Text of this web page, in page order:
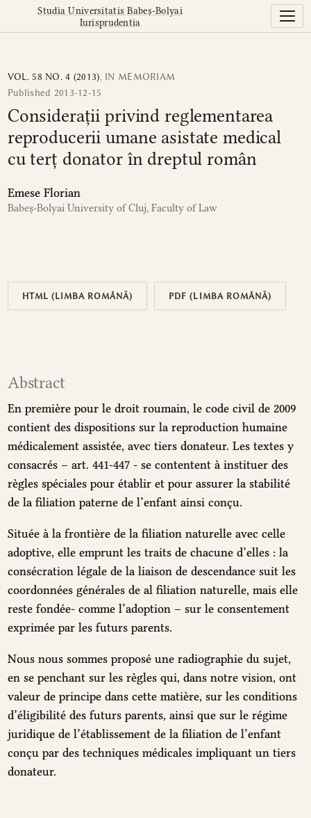
Considerații privind reglementarea reproducerii umane
Studia Universitatis Babeș-Bolyai
Iurisprudentia
VOL. 58 NO. 4 (2013), IN MEMORIAM
Considerații privind reglementarea
reproducerii umane asistate medical
cu terț donator în dreptul român
Published 2013-12-15
Emese Florian
Babeș-Bolyai University of Cluj, Faculty of Law
HTML (LIMBA ROMÂNĂ) PDF (LIMBA ROMÂNĂ)
Abstract
En première pour le droit roumain, le code civil de 2009
contient des dispositions sur la reproduction humaine
médicalement assistée, avec tiers donateur. Les textes y
consacrés – art. 441-447 - se contentent à instituer des
règles spéciales pour établir et pour assurer la stabilité
de la filiation paterne de l’enfant ainsi conçu.
Située à la frontière de la filiation naturelle avec celle
adoptive, elle emprunt les traits de chacune d’elles : la
consécration légale de la liaison de descendance suit les
coordonnées générales de al filiation naturelle, mais elle
reste fondée- comme l’adoption – sur le consentement
exprimée par les futurs parents.
Nous nous sommes proposé une radiographie du sujet,
en se penchant sur les règles qui, dans notre vision, ont
valeur de principe dans cette matière, sur les conditions
d’éligibilité des futurs parents, ainsi que sur le régime
juridique de l’établissement de la filiation de l’enfant
conçu par des techniques médicales impliquant un tiers
donateur.